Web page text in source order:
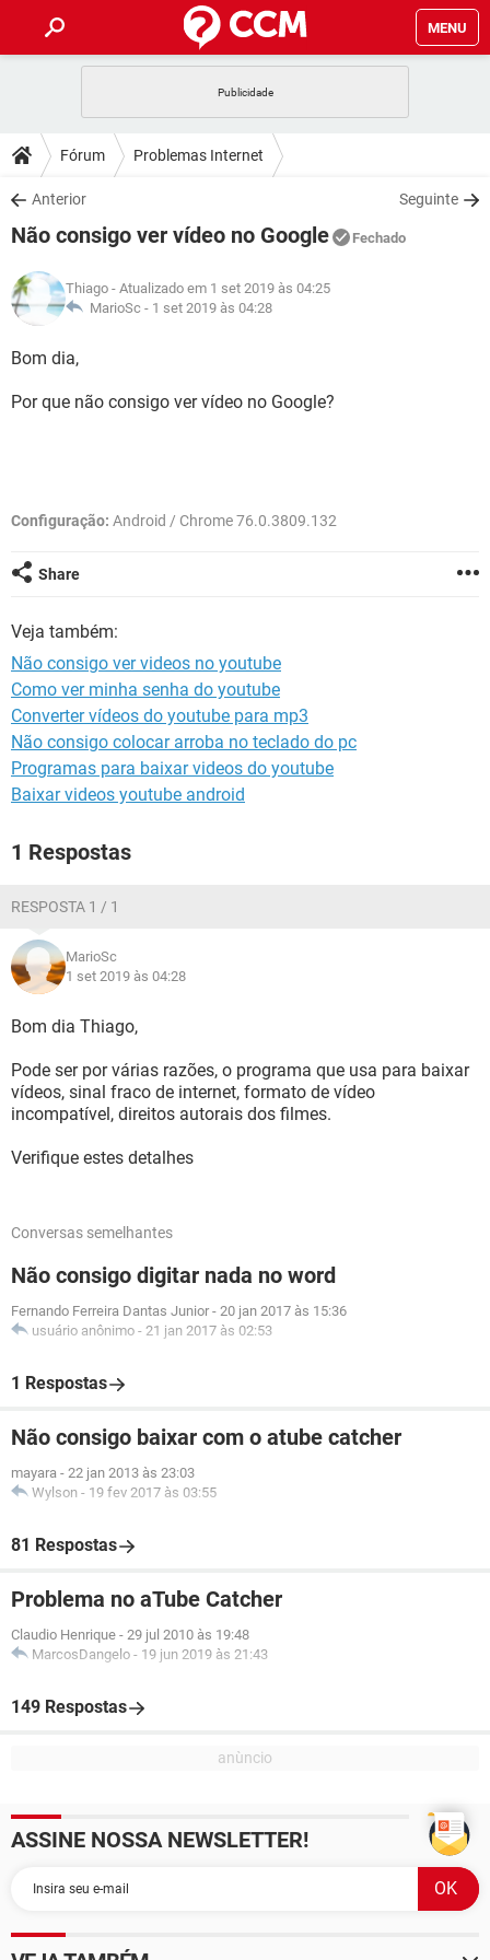
MENU
CELULAR FACEBOOK
OUTLOOK
INSTAGRAM GMAIL
GUIA DE COMPRAS
DICAS
JOGOS WHATSAPP
INSTAGRAM GMAIL
GUIA DE COMPRAS
DOWNLOADS
JOGOS WHATSAPP
CELULAR
OUTLOOK EXCEL
INSTAGRAM
JOGOS WHATSAPP
CELULAR
OUTLOOK
INSTAGRAM GMAIL
GLOSSÁRIO
JOGOS
Fórum Problemas Internet
Anterior Seguinte
Não consigo ver vídeo no Google Fechado
Thiago - Atualizado em 1 set 2019 às 04:25
MarioSc - 1 set 2019 às 04:28
Bom dia,
Por que não consigo ver vídeo no Google?
Configuração: Android / Chrome 76.0.3809.132
Share
Veja também:
Não consigo ver videos no youtube
Como ver minha senha do youtube
Converter vídeos do youtube para mp3
Não consigo colocar arroba no teclado do pc
Programas para baixar videos do youtube
Baixar videos youtube android
1 Respostas
RESPOSTA 1 / 1
MarioSc
1 set 2019 às 04:28
Bom dia Thiago,
Pode ser por várias razões, o programa que usa para baixar
vídeos, sinal fraco de internet, formato de vídeo
incompatível, direitos autorais dos filmes.
Verifique estes detalhes
Conversas semelhantes
Não consigo digitar nada no word
Fernando Ferreira Dantas Junior - 20 jan 2017 às 15:36
usuário anônimo - 21 jan 2017 às 02:53
1 Respostas
Não consigo baixar com o atube catcher
mayara - 22 jan 2013 às 23:03
Wylson - 19 fev 2017 às 03:55
81 Respostas
Problema no aTube Catcher
Claudio Henrique - 29 jul 2010 às 19:48
MarcosDangelo - 19 jun 2019 às 21:43
149 Respostas
ASSINE NOSSA NEWSLETTER!